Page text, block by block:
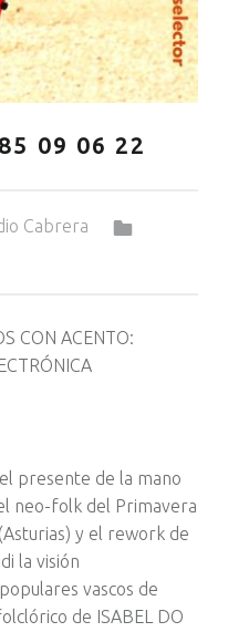
09 06 22
Cabrera
CON ACENTO:
presente de la mano
neo-folk del Primavera
y el rework de
la visión
vascos de
de ISABEL DO